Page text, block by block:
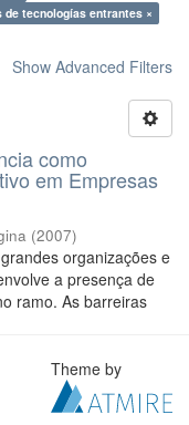
de tecnologías entrantes ×
Show Advanced Filters
como
em Empresas
(2007)
organizações e
a presença de
ramo. As barreiras
Theme by